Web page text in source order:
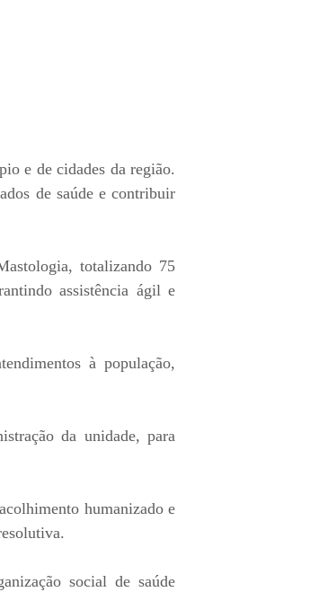
e de cidades da região.
de saúde e contribuir
totalizando 75
assistência ágil e
à população,
da unidade, para
humanizado e
social de saúde